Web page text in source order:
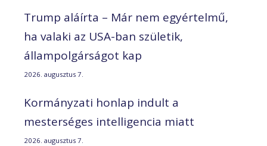
Trump aláírta – Már nem egyértelmű,
ha valaki az USA-ban születik,
állampolgárságot kap
2026. augusztus 7.
Kormányzati honlap indult a
mesterséges intelligencia miatt
2026. augusztus 7.